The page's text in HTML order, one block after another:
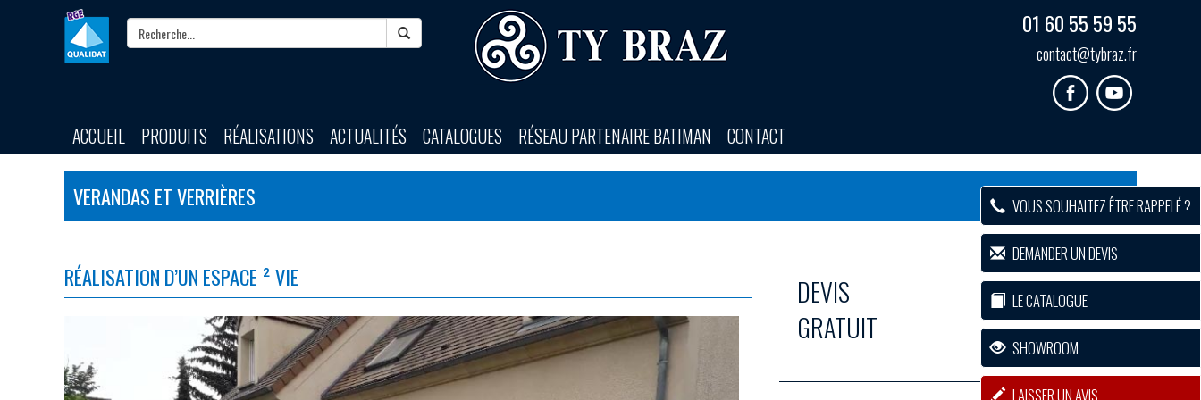
VOUS SOUHAITEZ ÊTRE RAPPELÉ ?
DEMANDER UN DEVIS
LE CATALOGUE
SHOWROOM
LAISSER UN AVIS
01 60 55 59 55
contact@tybraz.fr
ACCUEIL PRODUITS RÉALISATIONS ACTUALITÉS CATALOGUES RÉSEAU PARTENAIRE BATIMAN CONTACT
VERANDAS ET VERRIÈRES
RÉALISATION D’UN ESPACE ² VIE
DEVIS
GRATUIT